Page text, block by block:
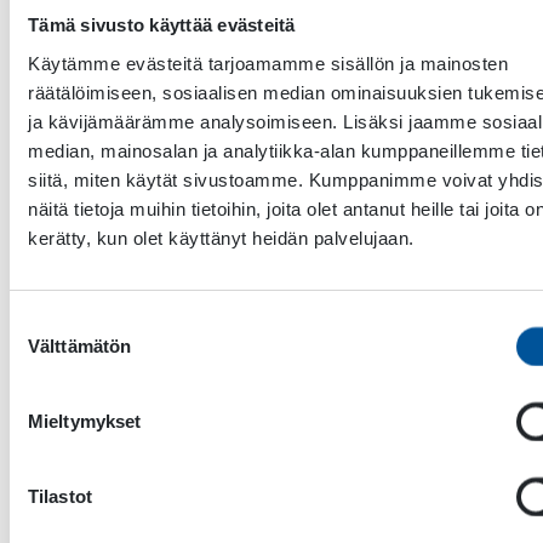
Tämä sivusto käyttää evästeitä
Käytämme evästeitä tarjoamamme sisällön ja mainosten
räätälöimiseen, sosiaalisen median ominaisuuksien
ja kävijämäärämme analysoimiseen. Lisäksi jaamme
median, mainosalan ja analytiikka-alan kumppaneillemme
siitä, miten käytät sivustoamme. Kumppanimme voivat
näitä tietoja muihin tietoihin, joita olet antanut heille tai joita
kerätty, kun olet käyttänyt heidän palvelujaan.
valinta
Välttämätön
Mieltymykset
Tilastot
teho max.
Käyttöjännite VDC
220
±5%
Magneettikäämin
sallittu
resistanssi (20 °C)
Ohm
16,1 ±
5%
5%
NOMINAALINEN
Ø/300
230